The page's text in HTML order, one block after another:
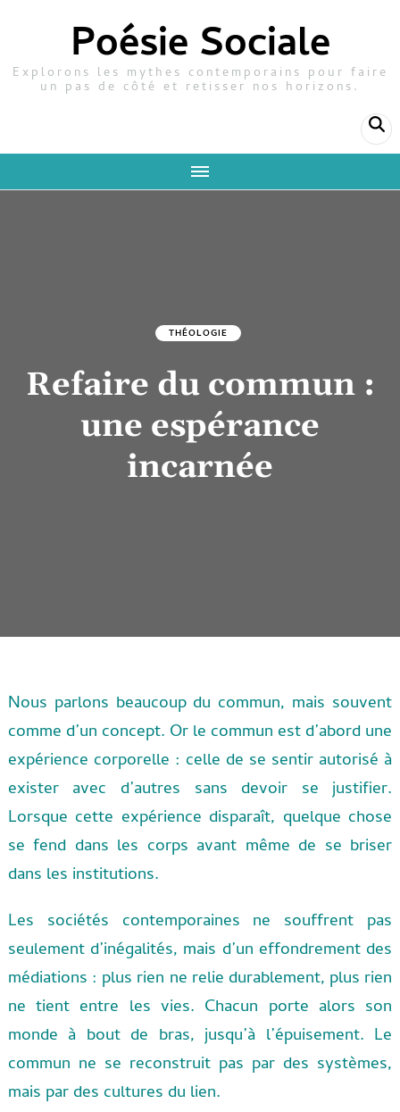
Poésie Sociale
Explorons les mythes contemporains pour faire
un pas de côté et retisser nos horizons.
THÉOLOGIE
Refaire du commun :
une espérance
incarnée
Nous parlons beaucoup du commun, mais souvent
comme d’un concept. Or le commun est d’abord une
expérience corporelle : celle de se sentir autorisé à
exister avec d’autres sans devoir se justifier.
Lorsque cette expérience disparaît, quelque chose
se fend dans les corps avant même de se briser
dans les institutions.
Les sociétés contemporaines ne souffrent pas
seulement d’inégalités, mais d’un effondrement des
médiations : plus rien ne relie durablement, plus rien
ne tient entre les vies. Chacun porte alors son
monde à bout de bras, jusqu’à l’épuisement. Le
commun ne se reconstruit pas par des systèmes,
mais par des cultures du lien.